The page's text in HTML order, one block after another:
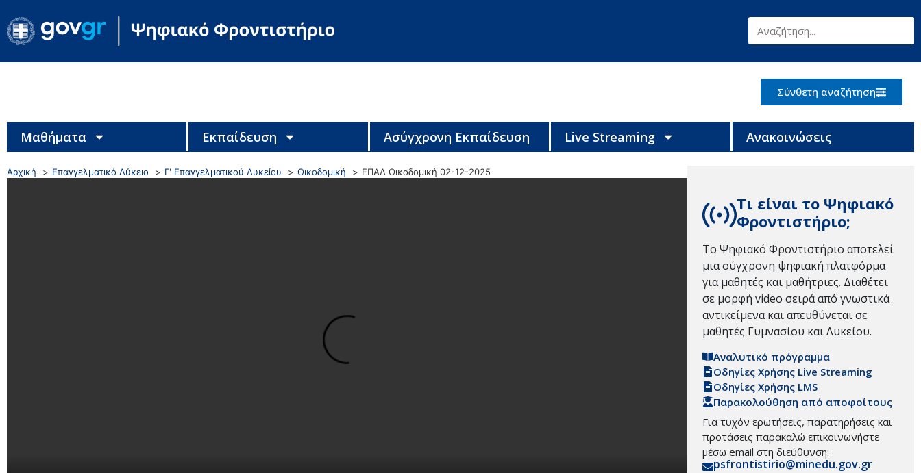
Σύνθετη αναζήτηση
Μαθήματα Εκπαίδευση Ασύγχρονη Εκπαίδευση Live Streaming Ανακοινώσεις
Αρχική Επαγγελματικό Λύκειο Γ' Επαγγελματικού Λυκείου Οικοδομική ΕΠΑΛ Οικοδομική 02-12-2025
Τι είναι το Ψηφιακό
Φροντιστήριο;
Το Ψηφιακό Φροντιστήριο αποτελεί
μια σύγχρονη ψηφιακή πλατφόρμα
για μαθητές και μαθήτριες. Διαθέτει
σε μορφή video σειρά από γνωστικά
αντικείμενα και απευθύνεται σε
μαθητές Γυμνασίου και Λυκείου.
Αναλυτικό πρόγραμμα
Οδηγίες Χρήσης Live Streaming
Οδηγίες Χρήσης LMS
Παρακολούθηση από αποφοίτους
Για τυχόν ερωτήσεις, παρατηρήσεις και
προτάσεις παρακαλώ επικοινωνήστε
μέσω email στη διεύθυνση:
psfrontistirio@minedu.gov.gr